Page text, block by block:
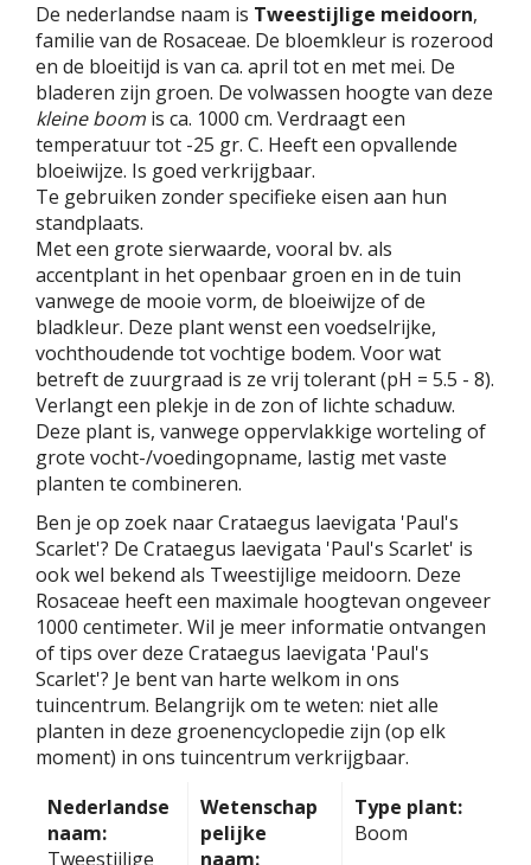
De nederlandse naam is Tweestijlige meidoorn,
familie van de Rosaceae. De bloemkleur is rozerood
en de bloeitijd is van ca. april tot en met mei. De
bladeren zijn groen. De volwassen hoogte van deze
kleine boom is ca. 1000 cm. Verdraagt een
temperatuur tot -25 gr. C. Heeft een opvallende
bloeiwijze. Is goed verkrijgbaar.
Te gebruiken zonder specifieke eisen aan hun
standplaats.
Met een grote sierwaarde, vooral bv. als
accentplant in het openbaar groen en in de tuin
vanwege de mooie vorm, de bloeiwijze of de
bladkleur. Deze plant wenst een voedselrijke,
vochthoudende tot vochtige bodem. Voor wat
betreft de zuurgraad is ze vrij tolerant (pH = 5.5 - 8).
Verlangt een plekje in de zon of lichte schaduw.
Deze plant is, vanwege oppervlakkige worteling of
grote vocht-/voedingopname, lastig met vaste
planten te combineren.
Ben je op zoek naar Crataegus laevigata 'Paul's
Scarlet'? De Crataegus laevigata 'Paul's Scarlet' is
ook wel bekend als Tweestijlige meidoorn. Deze
Rosaceae heeft een maximale hoogtevan ongeveer
1000 centimeter. Wil je meer informatie ontvangen
of tips over deze Crataegus laevigata 'Paul's
Scarlet'? Je bent van harte welkom in ons
tuincentrum. Belangrijk om te weten: niet alle
planten in deze groenencyclopedie zijn (op elk
moment) in ons tuincentrum verkrijgbaar.
Nederlandse
naam:
Tweestijlige
Wetenschap
pelijke
naam:
Type plant:
Boom